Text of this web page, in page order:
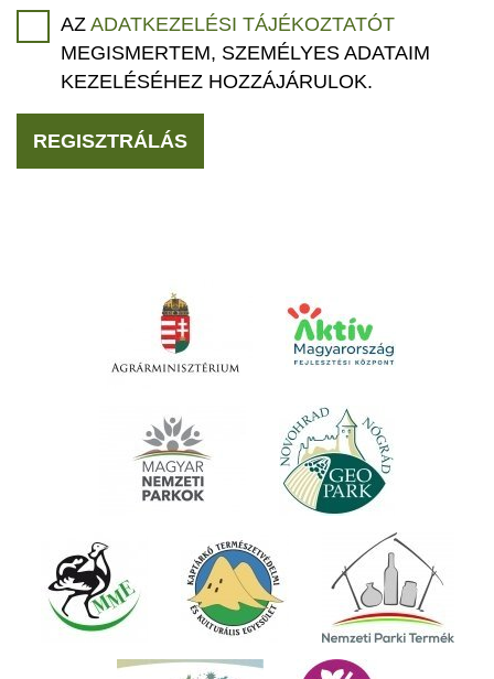
AZ ADATKEZELÉSI TÁJÉKOZTATÓT
MEGISMERTEM, SZEMÉLYES ADATAIM
KEZELÉSÉHEZ HOZZÁJÁRULOK.
REGISZTRÁLÁS